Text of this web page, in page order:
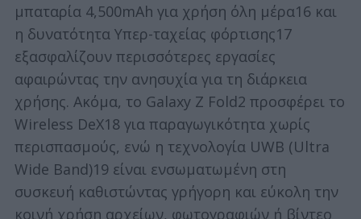
μπαταρία 4,500mAh για χρήση όλη μέρα16 και
η δυνατότητα Υπερ-ταχείας φόρτισης17
εξασφαλίζουν περισσότερες εργασίες
αφαιρώντας την ανησυχία για τη διάρκεια
χρήσης. Ακόμα, το Galaxy Z Fold2 προσφέρει το
Wireless DeX18 για παραγωγικότητα χωρίς
περισπασμούς, ενώ η τεχνολογία UWB (Ultra
Wide Band)19 είναι ενσωματωμένη στη
συσκευή καθιστώντας γρήγορη και εύκολη την
κοινή χρήση αρχείων, φωτογραφιών ή βίντεο